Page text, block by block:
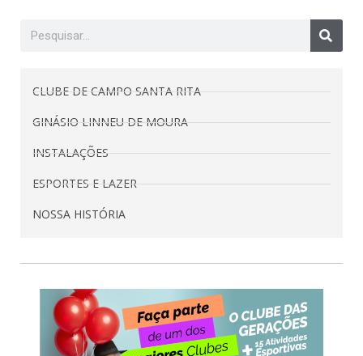
CLUBE DE CAMPO SANTA RITA
GINÁSIO LINNEU DE MOURA
INSTALAÇÕES
ESPORTES E LAZER
NOSSA HISTÓRIA